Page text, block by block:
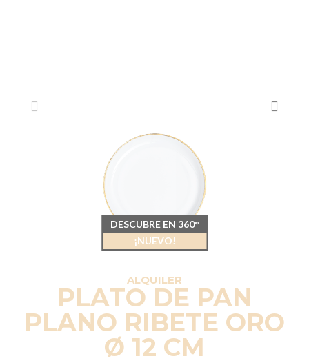
ALQUILER
PLATO DE PAN
PLANO RIBETE ORO
Ø 12 CM
DESCUBRE EN 360°
¡NUEVO!